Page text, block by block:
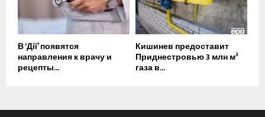
В ‘Дії’ появятся
направления к врачу и
рецепты...
Кишинев предоставит
Приднестровью 3 млн м³
газа в...